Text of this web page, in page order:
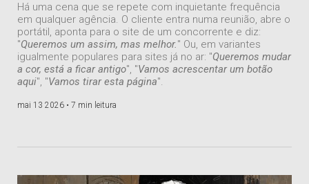
Há uma cena que se repete com inquietante frequência
em qualquer agência. O cliente entra numa reunião, abre o
portátil, aponta para o site de um concorrente e diz:
"Queremos um assim, mas melhor." Ou, em variantes
igualmente populares para sites já no ar: "Queremos mudar
a cor, está a ficar antigo", "Vamos acrescentar um botão
aqui", "Vamos tirar esta página".
mai 13 2026 • 7 min leitura